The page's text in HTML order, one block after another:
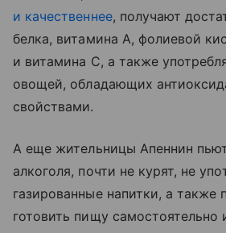
и качественнее, получают
белка, витамина А, фолиевой
и витамина С, а также
овощей, обладающих
свойствами.
А еще жительницы Апеннин
алкоголя, почти не курят, не
газированные напитки, а также
готовить пищу самостоятельно